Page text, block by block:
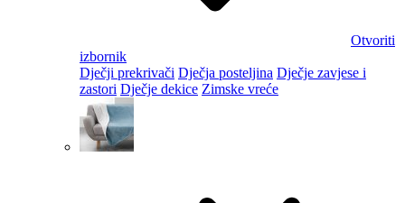
Otvoriti
izbornik
Dječji prekrivači Dječja posteljina Dječje zavjese i
zastori Dječje dekice Zimske vreće